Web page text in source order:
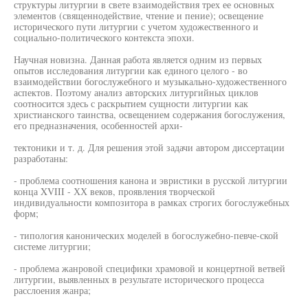
структуры литургии в свете взаимодействия трех ее основных
элементов (священнодействие, чтение и пение); освещение
исторического пути литургии с учетом художественного и
социально-политического контекста эпохи.
Научная новизна. Данная работа является одним из первых
опытов исследования литургии как единого целого - во
взаимодействии богослужебного и музыкально-художественного
аспектов. Поэтому анализ авторских литургийных циклов
соотносится здесь с раскрытием сущности литургии как
христианского таинства, освещением содержания богослужения,
его предназначения, особенностей архи-
тектоники и т. д. Для решения этой задачи автором диссертации
разработаны:
- проблема соотношения канона и эвристики в русской литургии
конца XVIII - ХХ веков, проявления творческой
индивидуальности композитора в рамках строгих богослужебных
форм;
- типология канонических моделей в богослужебно-певче-ской
системе литургии;
- проблема жанровой специфики храмовой и концертной ветвей
литургии, выявленных в результате исторического процесса
расслоения жанра;